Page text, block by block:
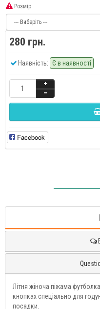
Розмір
280 грн.
Наявність: Є в наявності
Facebook
Літня жіноча піжама
кнопках спеціально для
посадки.